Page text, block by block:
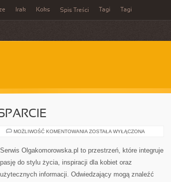
Irak Koks Spis Treści Tagi Tagi
MOŻLIWOŚĆ KOMENTOWANIA SPOŁECZNOŚĆ
ZOSTAŁA WYŁĄCZONA
Serwis Olgakomorowska.pl to przestrzeń, które integruje
pasję do stylu życia, inspiracji dla kobiet oraz
użytecznych informacji. Odwiedzający mogą znaleźć